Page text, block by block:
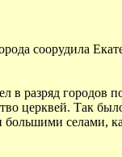
соорудила
в разряд городов
церквей. Так
большими селами,